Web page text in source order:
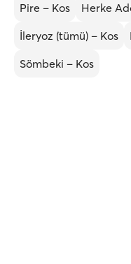
Pire – Kos
Herke
İleryoz (tümü) – Kos
Sömbeki – Kos